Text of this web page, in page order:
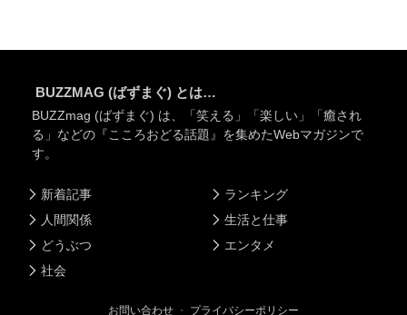
BUZZMAG (ばずまぐ) とは…
BUZZmag (ばずまぐ) は、「笑える」「楽しい」「癒され
る」などの『こころおどる話題』を集めたWebマガジンで
す。
新着記事
人間関係
どうぶつ
社会
ランキング
生活と仕事
エンタメ
お問い合わせ ・ プライバシーポリシー